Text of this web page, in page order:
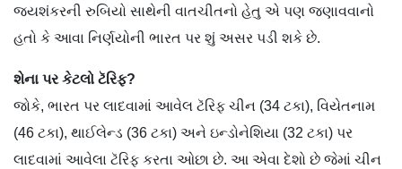
જયશંકરની રુબિયો સાથેની વાતચીતનો હેતુ એ પણ જણાવવાનો
હતો કે આવા નિર્ણયોની ભારત પર શું અસર પડી શકે છે.
શેના પર કેટલો ટૅરિફ?
જોકે, ભારત પર લાદવામાં આવેલ ટૅરિફ ચીન (34 ટકા), વિયેતનામ
(46 ટકા), થાઈલેન્ડ (36 ટકા) અને ઇન્ડોનેશિયા (32 ટકા) પર
લાદવામાં આવેલા ટૅરિફ કરતા ઓછા છે. આ એવા દેશો છે જેમાં ચીન